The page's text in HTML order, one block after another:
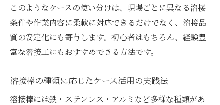
このようなケースの使い分けは、現場ごとに異なる溶接
条件や作業内容に柔軟に対応できるだけでなく、溶接品
質の安定化にも寄与します。初心者はもちろん、経験豊
富な溶接工にもおすすめできる方法です。
溶接棒の種類に応じたケース活用の実践法
溶接棒には鉄・ステンレス・アルミなど多様な種類があ